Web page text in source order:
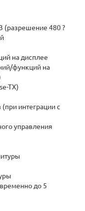
(разрешение 480 ?
на дисплее
функций на
TX)
интеграции с
управления
до 5